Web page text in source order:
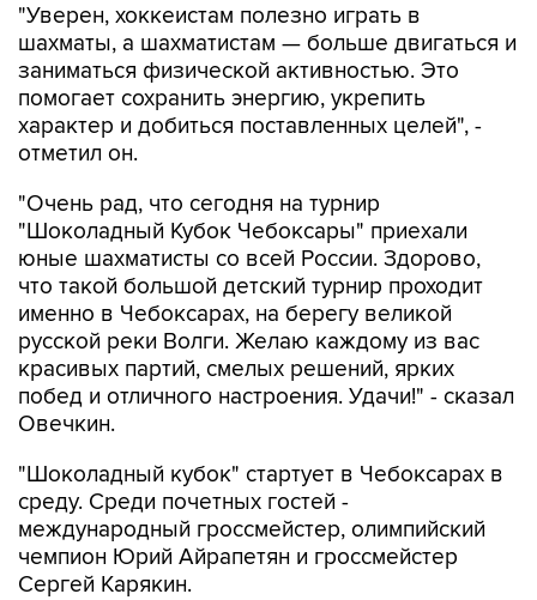
"Уверен, хоккеистам полезно играть в
шахматы, а шахматистам — больше двигаться и
заниматься физической активностью. Это
помогает сохранить энергию, укрепить
характер и добиться поставленных целей", -
отметил он.
"Очень рад, что сегодня на турнир
"Шоколадный Кубок Чебоксары" приехали
юные шахматисты со всей России. Здорово,
что такой большой детский турнир проходит
именно в Чебоксарах, на берегу великой
русской реки Волги. Желаю каждому из вас
красивых партий, смелых решений, ярких
побед и отличного настроения. Удачи!" - сказал
Овечкин.
"Шоколадный кубок" стартует в Чебоксарах в
среду. Среди почетных гостей -
международный гроссмейстер, олимпийский
чемпион Юрий Айрапетян и гроссмейстер
Сергей Карякин.